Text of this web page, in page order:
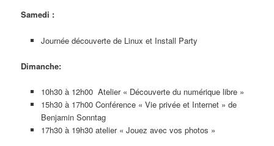
Samedi :
Journée découverte de Linux et Install Party
Dimanche:
10h30 à 12h00 Atelier « Découverte du numérique libre »
15h30 à 17h00 Conférence « Vie privée et Internet » de
Benjamin Sonntag
17h30 à 19h30 atelier « Jouez avec vos photos »